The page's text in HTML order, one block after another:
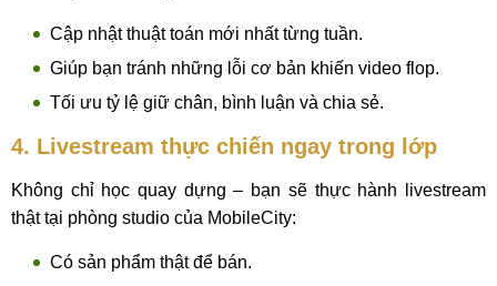
Cập nhật thuật toán mới nhất từng tuần.
Giúp bạn tránh những lỗi cơ bản khiến video flop.
Tối ưu tỷ lệ giữ chân, bình luận và chia sẻ.
4. Livestream thực chiến ngay trong lớp
Không chỉ học quay dựng – bạn sẽ thực hành livestream
thật tại phòng studio của MobileCity:
Có sản phẩm thật để bán.